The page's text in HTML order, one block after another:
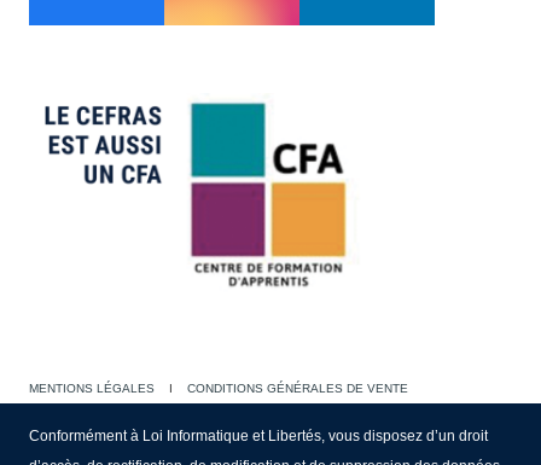
MENTIONS LÉGALES I CONDITIONS GÉNÉRALES DE VENTE
Conformément à Loi Informatique et Libertés, vous disposez d’un droit